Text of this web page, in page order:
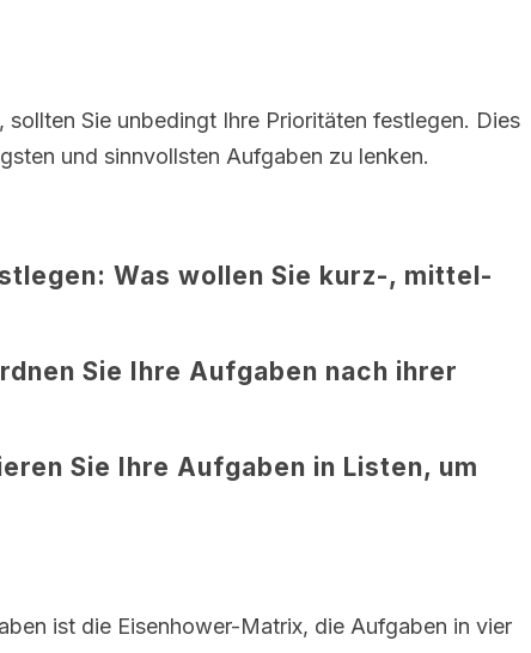
Sie unbedingt Ihre Prioritäten festlegen. Dies
und sinnvollsten Aufgaben zu lenken.
Was wollen Sie kurz-, mittel-
Sie Ihre Aufgaben nach ihrer
Sie Ihre Aufgaben in Listen, um
ist die Eisenhower-Matrix, die Aufgaben in vier